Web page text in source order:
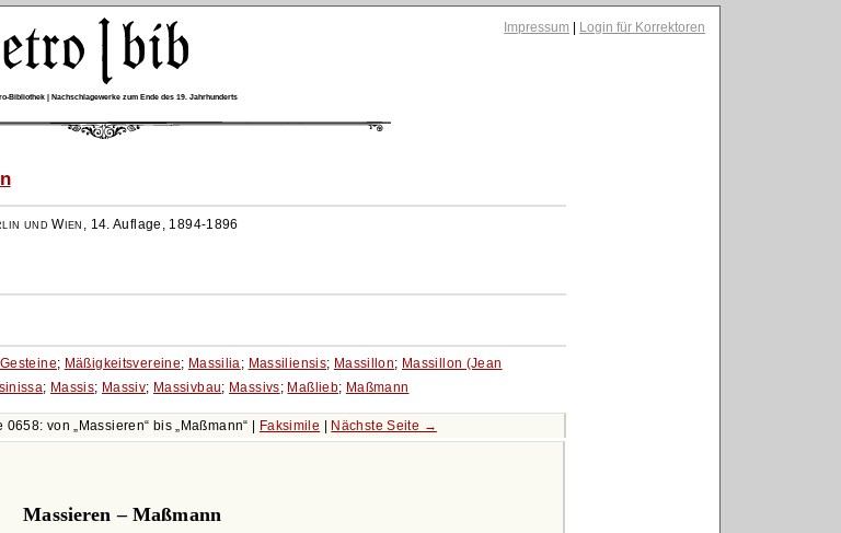
Impressum Login für Korrektoren
Bibliothek | Nachschlagewerke zum Ende des 19. Jahrhunderts
und Wien , 14. Auflage, 1894-1896
; Mäßigkeitsvereine; Massilia ; Massiliensis; Massillon; Massillon (Jean
; Massis; Massiv; Massivbau; Massivs; Maßlieb; Maßmann
0658: von Massieren bis Maßmann Faksimile Nächste Seite →
Massieren – Maßmann